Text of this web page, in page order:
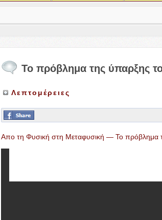
Το πρόβλημα της ύπαρξης
Λεπτομέρειες
Απο τη Φυσική στη Μεταφυσική — Το πρόβλημα